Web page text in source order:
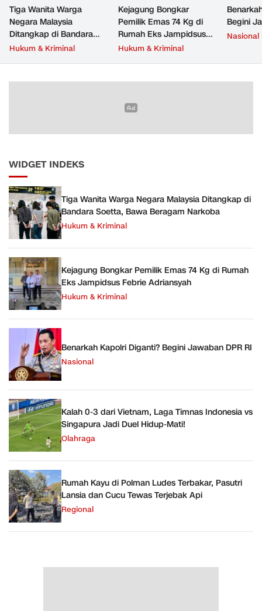
Tiga Wanita Warga
Negara Malaysia
Ditangkap di Bandara
Soetta, Bawa Beragam
Hukum & Kriminal
Kejagung Bongkar
Pemilik Emas 74 Kg di
Rumah Eks Jampidsus
Febrie Adriansyah
Hukum & Kriminal
Begini
Nasional
WIDGET INDEKS
Tiga Wanita Warga Negara Malaysia Ditangkap di
Bandara Soetta, Bawa Beragam Narkoba
Hukum & Kriminal
Kejagung Bongkar Pemilik Emas 74 Kg di Rumah
Eks Jampidsus Febrie Adriansyah
Hukum & Kriminal
Benarkah Kapolri Diganti? Begini Jawaban DPR RI
Nasional
Kalah 0-3 dari Vietnam, Laga Timnas Indonesia vs
Singapura Jadi Duel Hidup-Mati!
Olahraga
Rumah Kayu di Polman Ludes Terbakar, Pasutri
Lansia dan Cucu Tewas Terjebak Api
Regional